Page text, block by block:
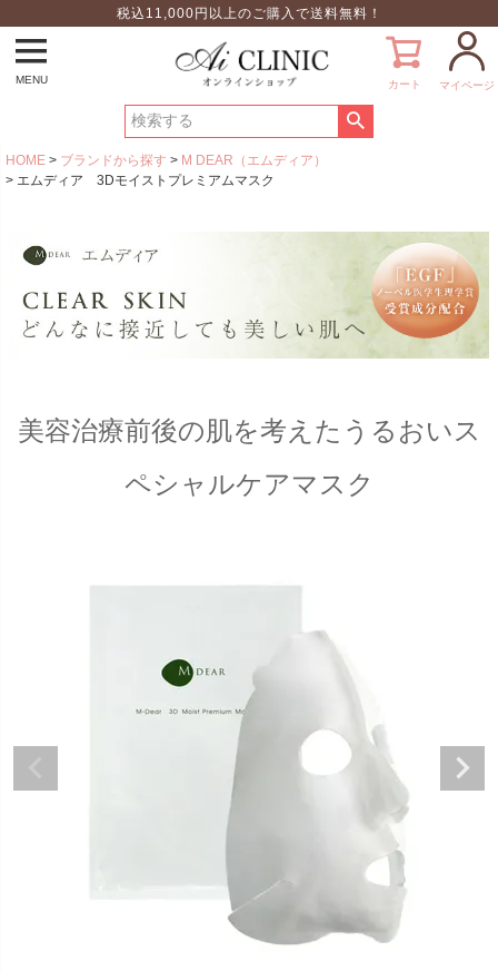
税込11,000円以上のご購入で送料無料！
MENU カート マイページ
HOME ブランドから探す
M DEAR（エムディア）
エムディア 3Dモイストプレミアムマスク
美容治療前後の肌を考えたうるおいス
ペシャルケアマスク